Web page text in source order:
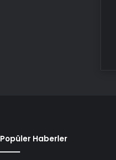
Popüler Haberler